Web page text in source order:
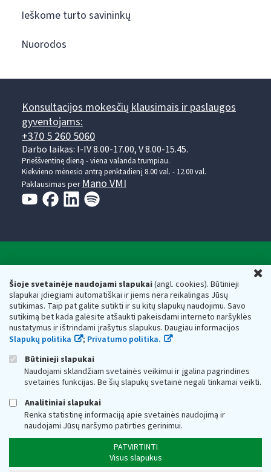
Šioje svetainėje naudojami slapukai(angl. cookies). Būtinieji
slapukai įdiegiami automatiškai ir jiems nėra reikalingas Jūsų
sutikimas. Taip pat galite sutikti ir su kitų slapukų naudojimu. Savo
sutikimą bet kada galėsite atšaukti pakeisdami interneto naršyklės
nustatymus ir ištrindami įrašytus slapukus. Daugiau informacijos
Slapukų politika
; Privatumo politika.
Būtinieji slapukai
Naudojami sklandžiam svetainės veikimui ir įgalina pagrindines
svetainės funkcijas. Be šių slapukų svetainė negali tinkamai veikti.
Analitiniai slapukai
Renka statistinę informaciją apie svetainės naudojimą ir
naudojami Jūsų naršymo patirties gerinimui.
PATVIRTINTI
Visus slapukus
Ieškome turto savininkų
Nuorodos
Konsultacijos mokesčių klausimais ir paslaugos
gyventojams:
+370 5 260 5060
Darbo laikas: I-IV 8.00-17.00, V 8.00-15.45.
Prieššventinę dieną - viena valanda trumpiau.
Kiekvieno mėnesio antrą penktadienį 8.00 val. - 12.00 val.
Paklausimas per Mano VMI
Respublikos finansų ministerijos
Biudžetinė įstaiga. Juridinio asmens kodas — 188659752,
adresas: Vasario 16-osios g. 14, 01107 Vilnius, Lietuva, el.paštas:
vmi@vmi.lt, E. pristatymo dėžutės adresas 188659752
Duomenys apie Valstybinę mokesčių inspekciją prie Lietuvos
Respublikos finansų ministerijos kaupiami ir saugomi Juridinių